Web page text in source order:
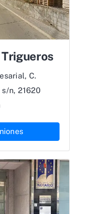
C.
n, 21620